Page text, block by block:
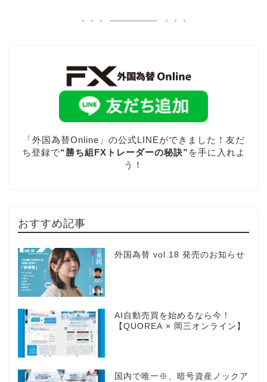
「外国為替Online」の公式LINEができました！友だ
ち登録で“勝ち組FXトレーダーの秘訣” を手に入れよ
う！
おすすめ記事
外国為替 vol.18 発売のお知らせ
AI自動売買を始めるなら今！
【QUOREA × 岡三オンライン】
国内で唯一※、暗号資産ノックア